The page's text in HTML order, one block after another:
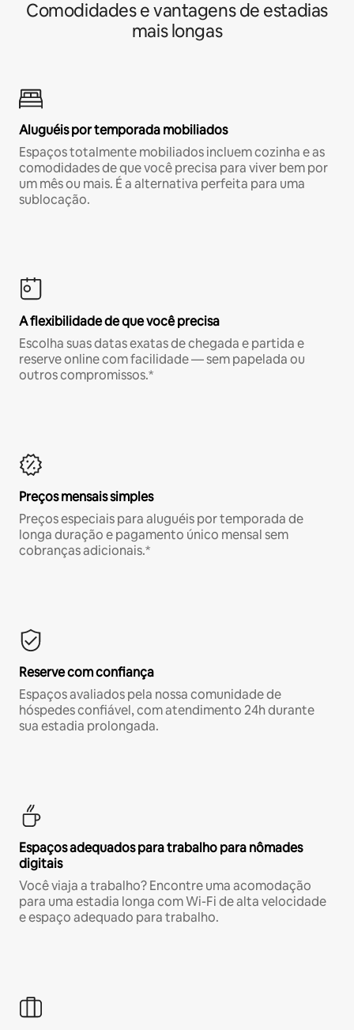
Comodidades e vantagens de estadias
mais longas
Aluguéis por temporada mobiliados
Espaços totalmente mobiliados incluem cozinha e as
comodidades de que você precisa para viver bem por
um mês ou mais. É a alternativa perfeita para uma
sublocação.
A flexibilidade de que você precisa
Escolha suas datas exatas de chegada e partida e
reserve online com facilidade — sem papelada ou
outros compromissos.*
Preços mensais simples
Preços especiais para aluguéis por temporada de
longa duração e pagamento único mensal sem
cobranças adicionais.*
Reserve com confiança
Espaços avaliados pela nossa comunidade de
hóspedes confiável, com atendimento 24h durante
sua estadia prolongada.
Espaços adequados para trabalho para nômades
digitais
Você viaja a trabalho? Encontre uma acomodação
para uma estadia longa com Wi-Fi de alta velocidade
e espaço adequado para trabalho.